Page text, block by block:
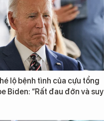
lộ bệnh tình của cựu tổng
Biden: “Rất đau đớn và suy